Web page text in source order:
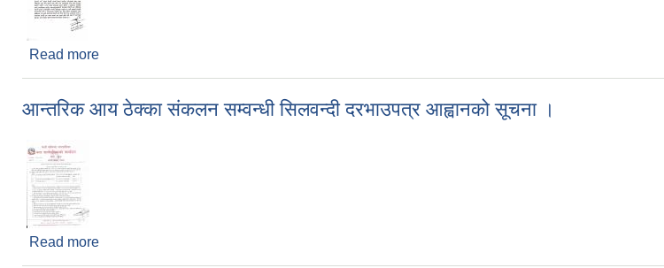
Read more
आन्तरिक आय ठेक्का संकलन सम्वन्धी सिलवन्दी दरभाउपत्र आह्वानको सूचना ।
Read more